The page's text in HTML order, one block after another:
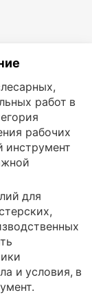
работ в
рабочих
инструмент
для
и условия, в